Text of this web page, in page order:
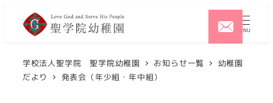
MENU
学校法人聖学院 聖学院幼稚園 お知らせ一覧
幼稚園
だより
発表会（年少組・年中組）